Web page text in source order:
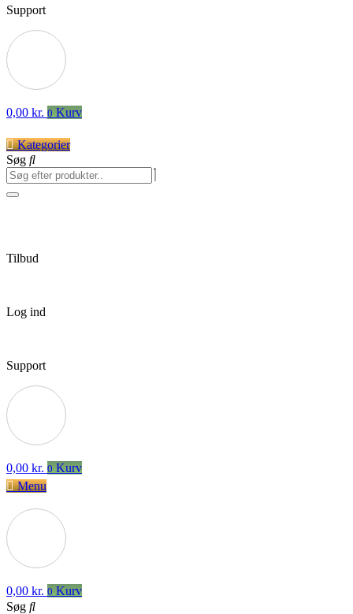
Support
0,00 kr. 0 Kurv
Kategorier
Søg
Tilbud
Log ind
Support
0,00 kr. 0 Kurv
Menu
0,00 kr. 0 Kurv
Søg